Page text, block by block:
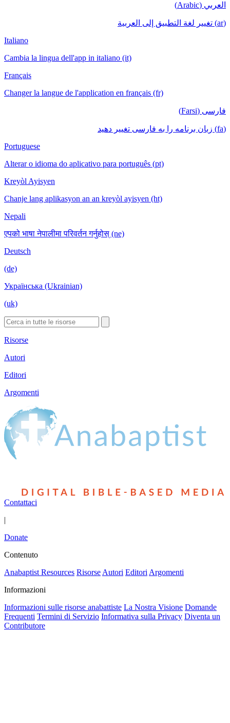
العربي (Arabic)
(ar) تغيير لغة التطبيق إلى العربية
Italiano
Cambia la lingua dell'app in italiano (it)
Français
Changer la langue de l'application en français (fr)
فارسی (Farsi)
(fa) زبان برنامه را به فارسی تغییر دهید
Portuguese
Alterar o idioma do aplicativo para português (pt)
Kreyòl Ayisyen
Chanje lang aplikasyon an an kreyòl ayisyen (ht)
Nepali
एपको भाषा नेपालीमा परिवर्तन गर्नुहोस् (ne)
Deutsch
(de)
Українська (Ukrainian)
(uk)
Risorse
Autori
Editori
Argomenti
Contattaci
|
Donate
Contenuto
Anabaptist Resources Risorse Autori Editori Argomenti
Informazioni
Informazioni sulle risorse anabattiste La Nostra Visione Domande
Frequenti Termini di Servizio Informativa sulla Privacy Diventa un
Contributore